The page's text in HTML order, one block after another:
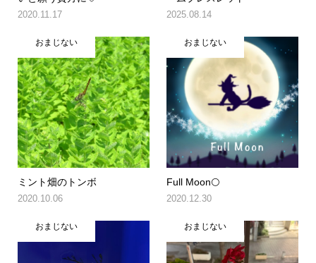
2020.11.17 2025.08.14
おまじない
ミント畑のトンボ
2020.10.06
おまじない
Full Moon🌕
2020.12.30
おまじない おまじない